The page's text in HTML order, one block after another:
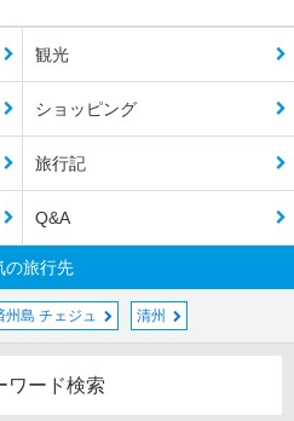
観光
ショッピング
旅行記
Q&A
の旅行先
州島 チェジュ 清州
ワード検索